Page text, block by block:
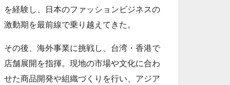
を経験し、日本のファッションビジネスの
激動期を最前線で乗り越えてきた。
その後、海外事業に挑戦し、台湾・香港で
店舗展開を指揮。現地の市場や文化に合わ
せた商品開発や組織づくりを行い、アジア